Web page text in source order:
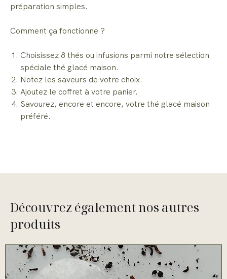
préparation simples.
Comment ça fonctionne ?
Choisissez 8 thés ou infusions parmi notre sélection
spéciale thé glacé maison.
Notez les saveurs de votre choix.
Ajoutez le coffret à votre panier.
Savourez, encore et encore, votre thé glacé maison
préféré.
Découvrez également nos autres
produits